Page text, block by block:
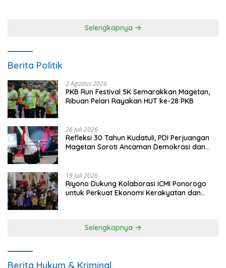
Selengkapnya
Berita Politik
2 Agustus 2026
PKB Run Festival 5K Semarakkan Magetan,
Ribuan Pelari Rayakan HUT ke-28 PKB
26 Juli 2026
Refleksi 30 Tahun Kudatuli, PDI Perjuangan
Magetan Soroti Ancaman Demokrasi dan
19 Juli 2026
Riyono Dukung Kolaborasi ICMI Ponorogo
untuk Perkuat Ekonomi Kerakyatan dan
Selengkapnya
Berita Hukum & Kriminal